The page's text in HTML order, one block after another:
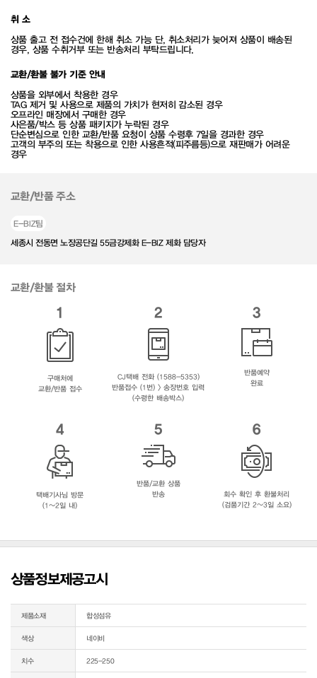
취 소
상품 출고 전 접수건에 한해 취소 가능 단, 취소처리가 늦어져 상품이 배송된
경우, 상품 수취거부 또는 반송처리 부탁드립니다.
교환/환불 불가 기준 안내
상품을 외부에서 착용한 경우
TAG 제거 및 사용으로 제품의 가치가 현저히 감소된 경우
오프라인 매장에서 구매한 경우
사은품/박스 등 상품 패키지가 누락된 경우
단순변심으로 인한 교환/반품 요청이 상품 수령후 7일을 경과한 경우
고객의 부주의 또는 착용으로 인한 사용흔적(피주름등)으로 재판매가 어려운
경우
교환/반품 주소
E-BIZ팀
세종시 전동면 노장공단길 55금강제화 E-BIZ 제화 담당자
교환/환불 절차
1
구매처에
교환/반품 접수
2
CJ택배 전화 (1588-5353)
반품접수 (1번) > 송장번호 입력
(수령한 배송박스)
3
반품예약
완료
4
택배기사님 방문
(1~2일 내)
5
반품/교환 상품
반송
6
회수 확인 후 환불처리
(검품기간 2~3일 소요)
상품정보제공고시
제품소재 합성섬유
색상 네이비
치수 225-250